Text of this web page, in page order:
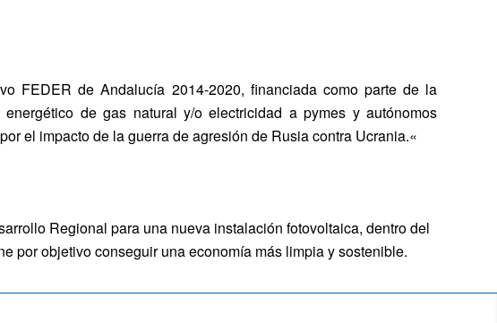
FEDER de Andalucía 2014-2020, financiada como parte de la
de gas natural y/o electricidad a pymes y autónomos
el impacto de la guerra de agresión de Rusia contra Ucrania.«
Regional para una nueva instalación fotovoltaica, dentro del
por objetivo conseguir una economía más limpia y sostenible.